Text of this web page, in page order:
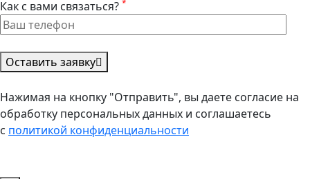
Как с вами связаться? *
Оставить заявку
Нажимая на кнопку "Отправить", вы даете согласие на
обработку персональных данных и соглашаетесь
с политикой конфиденциальности